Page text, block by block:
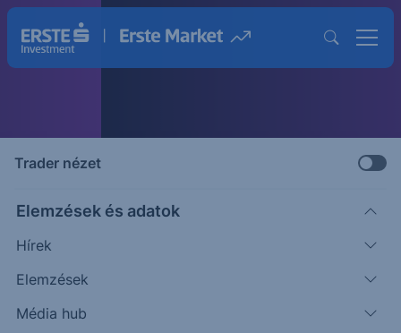
Trader nézet
Elemzések és adatok
Hírek
Elemzések
Média hub
mobilapp
Kereskedj telefonodról gyorsan és átláthatóan!